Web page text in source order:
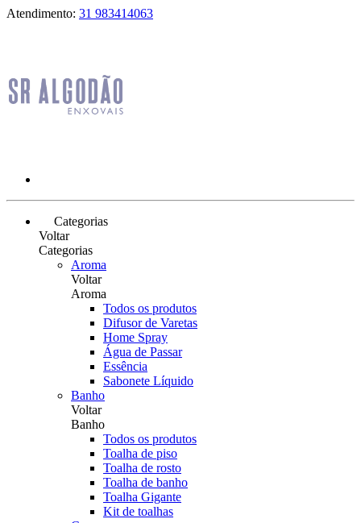
Atendimento: 31 983414063
Categorias
Voltar
Categorias
Aroma
Voltar
Aroma
Todos os produtos
Difusor de Varetas
Home Spray
Água de Passar
Essência
Sabonete Líquido
Banho
Voltar
Banho
Todos os produtos
Toalha de piso
Toalha de rosto
Toalha de banho
Toalha Gigante
Kit de toalhas